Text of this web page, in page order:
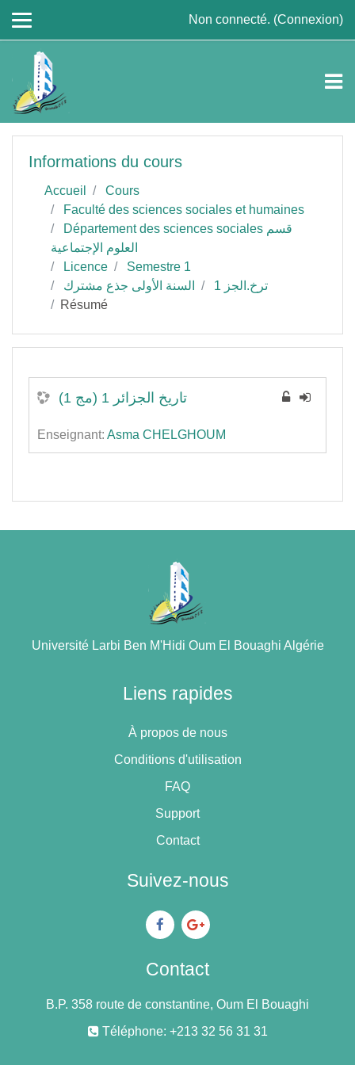
Non connecté. (Connexion)
Informations du cours
Accueil
Cours
Faculté des sciences sociales et humaines
Département des sciences sociales قسم
العلوم الإجتماعية
Licence
Semestre 1
السنة الأولى جذع مشترك
ترخ.الجز 1
Résumé
تاريخ الجزائر 1 (مج 1)
Enseignant: Asma CHELGHOUM
Université Larbi Ben M'Hidi Oum El Bouaghi Algérie
Liens rapides
À propos de nous
Conditions d'utilisation
FAQ
Support
Contact
Suivez-nous
Contact
B.P. 358 route de constantine, Oum El Bouaghi
Téléphone: +213 32 56 31 31